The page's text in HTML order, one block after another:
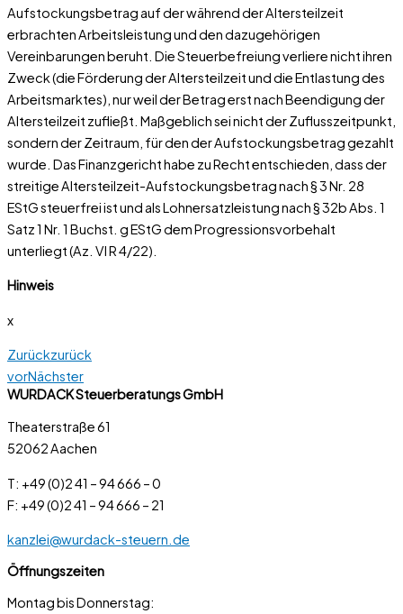
Aufstockungsbetrag auf der während der Altersteilzeit
erbrachten Arbeitsleistung und den dazugehörigen
Vereinbarungen beruht. Die Steuerbefreiung verliere nicht ihren
Zweck (die Förderung der Altersteilzeit und die Entlastung des
Arbeitsmarktes), nur weil der Betrag erst nach Beendigung der
Altersteilzeit zufließt. Maßgeblich sei nicht der Zuflusszeitpunkt,
sondern der Zeitraum, für den der Aufstockungsbetrag gezahlt
wurde. Das Finanzgericht habe zu Recht entschieden, dass der
streitige Altersteilzeit-Aufstockungsbetrag nach § 3 Nr. 28
EStG steuerfrei ist und als Lohnersatzleistung nach § 32b Abs. 1
Satz 1 Nr. 1 Buchst. g EStG dem Progressionsvorbehalt
unterliegt (Az. VI R 4/22).
Hinweis
x
Zurückzurück
vorNächster
WURDACK Steuerberatungs GmbH
Theaterstraße 61
52062 Aachen
T: +49 (0)2 41 – 94 666 – 0
F: +49 (0)2 41 – 94 666 – 21
kanzlei@wurdack-steuern.de
Öffnungszeiten
Montag bis Donnerstag: